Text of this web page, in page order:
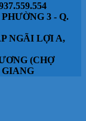
3 - Q.
NGÃI LỢI A,
(CHỢ
GIANG